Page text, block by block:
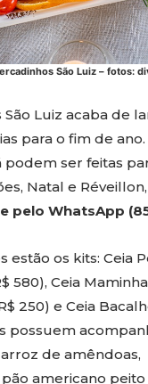
São Luiz – fotos:
Luiz acaba de
para o fim de ano.
ser feitas
Natal e Réveillon,
pelo WhatsApp
estão os kits: Ceia
580), Ceia
250) e Ceia
possuem
de amêndoas,
pão americano